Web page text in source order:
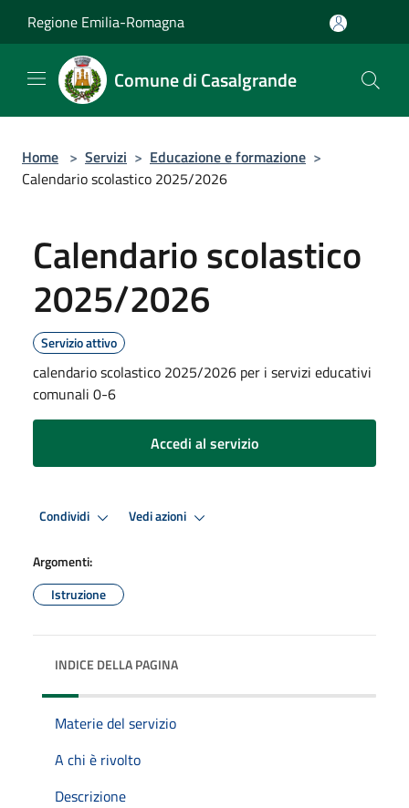
Regione Emilia-Romagna
Comune di Casalgrande
Home > Servizi > Educazione e formazione >
Calendario scolastico 2025/2026
Calendario scolastico
2025/2026
Servizio attivo
calendario scolastico 2025/2026 per i servizi educativi
comunali 0-6
Accedi al servizio
Condividi Vedi azioni
Argomenti:
Istruzione
INDICE DELLA PAGINA
Materie del servizio
A chi è rivolto
Descrizione